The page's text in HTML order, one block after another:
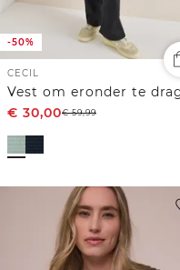
-50%
CECIL
Vest om eronder te
€ 30,00€59,99